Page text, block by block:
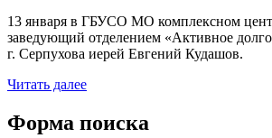
13 января в ГБУСО МО комплексном
заведующий отделением «Активное
г. Серпухова иерей Евгений Кудашов.
Читать далее
Форма поиска